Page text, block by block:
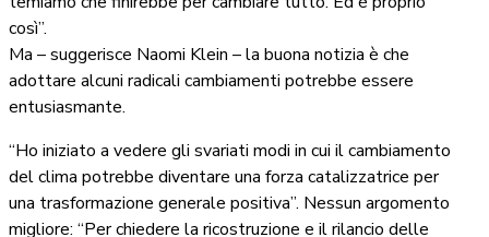
così”.
Ma – suggerisce Naomi Klein – la buona notizia è che
adottare alcuni radicali cambiamenti potrebbe essere
entusiasmante.
“Ho iniziato a vedere gli svariati modi in cui il cambiamento
del clima potrebbe diventare una forza catalizzatrice per
una trasformazione generale positiva”. Nessun argomento
migliore: “Per chiedere la ricostruzione e il rilancio delle